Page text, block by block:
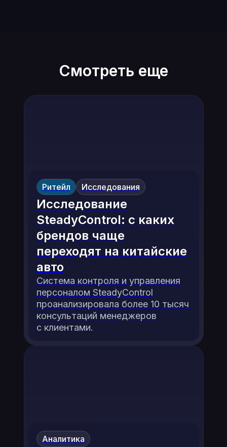
Ритейл Исследования
Исследование
SteadyControl: с каких
брендов чаще
переходят на китайские
авто
Система контроля и управления
персоналом SteadyControl
проанализировала более 10 тысяч
консультаций менеджеров
с клиентами.
Аналитика
Смотреть еще